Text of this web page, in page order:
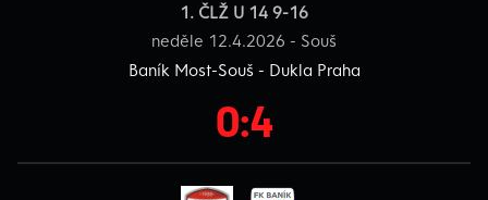
1. ČLŽ U 14 9-16
neděle 12.4.2026 - Souš
Baník Most-Souš - Dukla Praha
0:4